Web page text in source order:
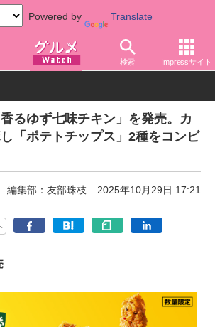
Powered by Translate
検索 Impressサイト
ファストフード ケンタッキーフライドチキ
るゆず七味チキン」を発売。カ
「ポテトチップス」2種をコンビ
編集部：友部珠枝 2025年10月29日 17:21